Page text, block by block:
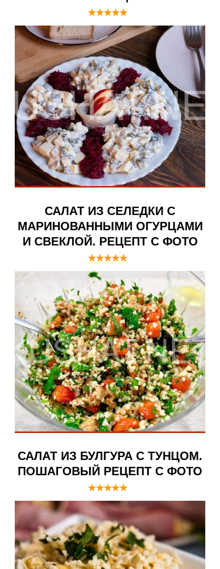
САЛАТ ИЗ СЕЛЕДКИ С
МАРИНОВАННЫМИ ОГУРЦАМИ
И СВЕКЛОЙ. РЕЦЕПТ С ФОТО
САЛАТ ИЗ БУЛГУРА С ТУНЦОМ.
ПОШАГОВЫЙ РЕЦЕПТ С ФОТО